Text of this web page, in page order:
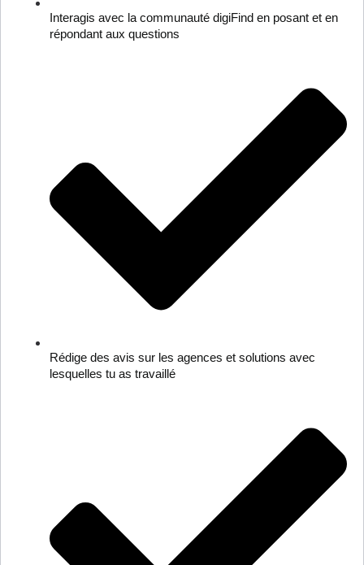
Interagis avec la communauté digiFind en posant et en
répondant aux questions
Rédige des avis sur les agences et solutions avec
lesquelles tu as travaillé